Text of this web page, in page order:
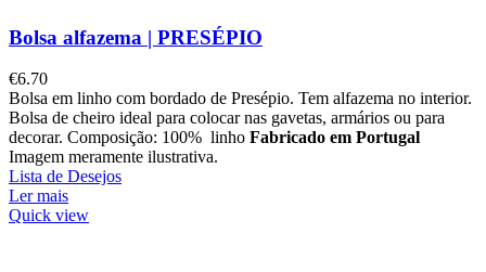
Bolsa alfazema | PRESÉPIO
€6.70
Bolsa em linho com bordado de Presépio. Tem alfazema no interior.
Bolsa de cheiro ideal para colocar nas gavetas, armários ou para
decorar. Composição: 100% linho Fabricado em Portugal
Imagem meramente ilustrativa.
Lista de Desejos
Ler mais
Quick view